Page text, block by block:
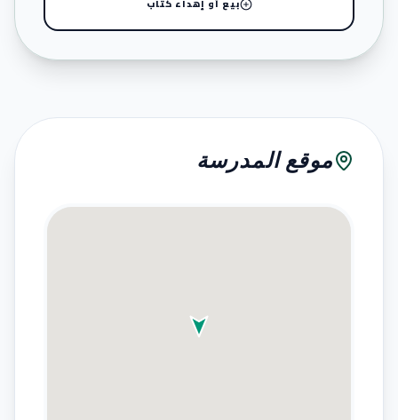
بيع أو إهداء كتاب
موقع المدرسة